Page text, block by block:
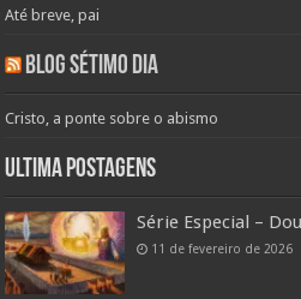
Até breve, pai
Blog Sétimo Dia
Cristo, a ponte sobre o abismo
Ultima Postagens
Série Especial –
11 de fevereiro de 2026